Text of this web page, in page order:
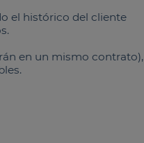
el histórico del cliente
en un mismo contrato),